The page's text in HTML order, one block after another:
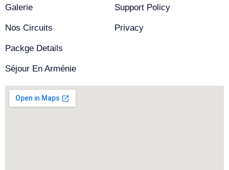
Galerie
Nos Circuits
Packge Details
Séjour En Arménie
Support Policy
Privacy